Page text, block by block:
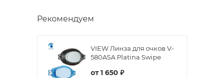
Рекомендуем
VIEW Линза для очков V-
580ASA Platina Swipe
от1 650 ₽